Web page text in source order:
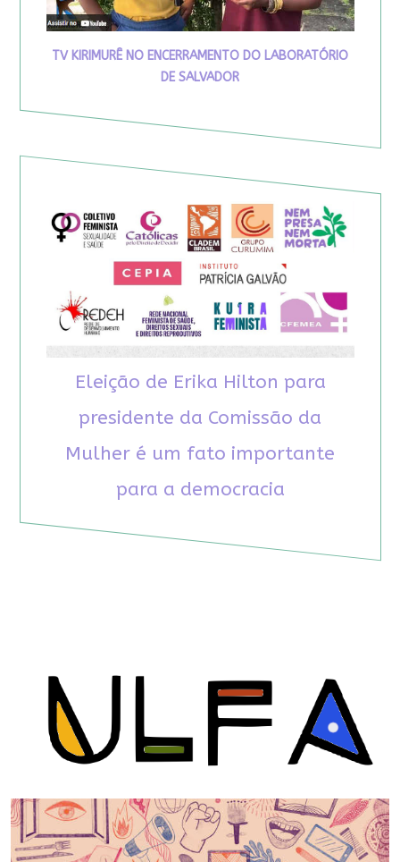
TV KIRIMURÊ NO ENCERRAMENTO DO LABORATÓRIO
DE SALVADOR
Eleição de Erika Hilton para
presidente da Comissão da
Mulher é um fato importante
para a democracia